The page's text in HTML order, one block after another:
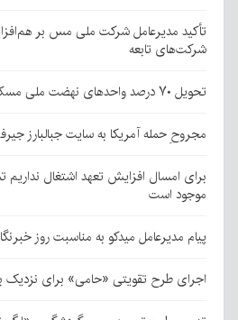
تأکید مدیرعامل شرکت ملی مس بر
شرکت‌های تابعه
تحویل ۷۰ درصد واحدهای نهضت ملی مسکن در کرمان
مجروحِ حمله آمریکا به سایت جبالبارز
برای امسال افزایش تعهد اشتغال
موجود است
پیام مدیرعامل میدکو به مناسبت روز
اجرای طرح تقویتی «حامی» برای نزدیک به ۱۰ هزار دانش‌آموز